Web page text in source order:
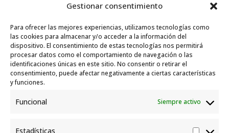
Gestionar consentimiento
Para ofrecer las mejores experiencias, utilizamos tecnologías como
las cookies para almacenar y/o acceder a la información del
dispositivo. El consentimiento de estas tecnologías nos permitirá
procesar datos como el comportamiento de navegación o las
identificaciones únicas en este sitio. No consentir o retirar el
consentimiento, puede afectar negativamente a ciertas características
y funciones.
Funcional Siempre activo
Estadísticas
Garelli-Refugio: Acciones de empleo en el
marco del Sistema de Acogida de Protección
Internacional 10 julio, 2026